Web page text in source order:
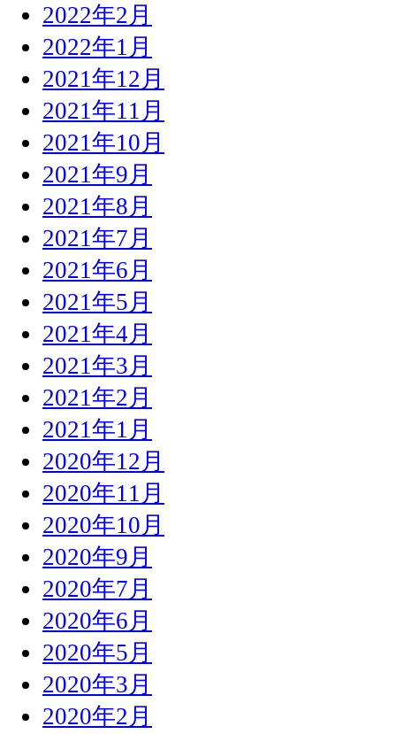
2022年2月
2022年1月
2021年12月
2021年11月
2021年10月
2021年9月
2021年8月
2021年7月
2021年6月
2021年5月
2021年4月
2021年3月
2021年2月
2021年1月
2020年12月
2020年11月
2020年10月
2020年9月
2020年7月
2020年6月
2020年5月
2020年3月
2020年2月